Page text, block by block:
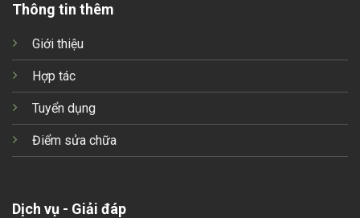
Thông tin thêm
Giới thiệu
Hợp tác
Tuyển dụng
Điểm sửa chữa
Dịch vụ - Giải đáp